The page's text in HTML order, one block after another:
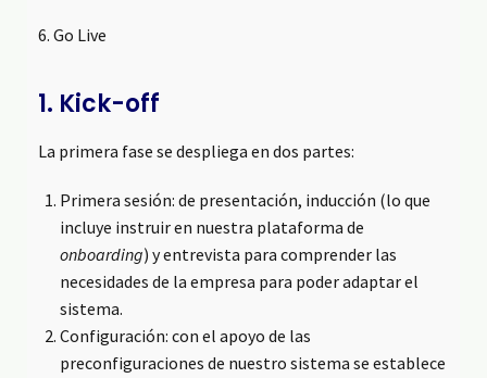
6. Go Live
1. Kick-off
La primera fase se despliega en dos partes:
Primera sesión: de presentación, inducción (lo que
incluye instruir en nuestra plataforma de
onboarding) y entrevista para comprender las
necesidades de la empresa para poder adaptar el
sistema.
Configuración: con el apoyo de las
preconfiguraciones de nuestro sistema se establece